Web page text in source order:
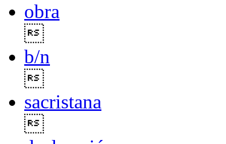
obra
b/n
sacristana